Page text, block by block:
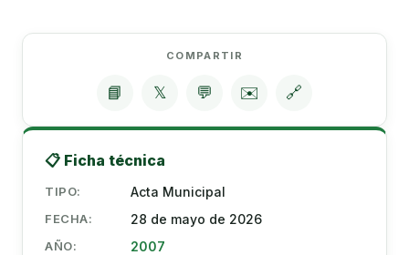
COMPARTIR
📘 𝕏 💬 ✉️ 🔗
📋 Ficha técnica
TIPO: Acta Municipal
FECHA: 28 de mayo de 2026
AÑO: 2007